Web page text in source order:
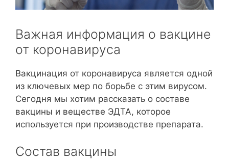
Важная информация о вакцине
от коронавируса
Вакцинация от коронавируса является одной
из ключевых мер по борьбе с этим вирусом.
Сегодня мы хотим рассказать о составе
вакцины и веществе ЭДТА, которое
используется при производстве препарата.
Состав вакцины